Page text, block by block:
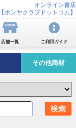
オンライン書店
【ホンヤクラブドットコム】
店舗一覧 ご利用ガイド
その他商材